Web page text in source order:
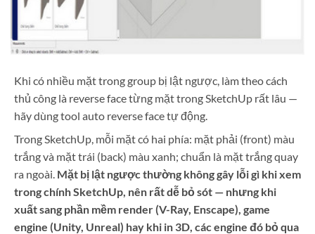
Khi có nhiều mặt trong group bị lật ngược, làm theo cách
thủ công là reverse face từng mặt trong SketchUp rất lâu —
hãy dùng tool auto reverse face tự động.
Trong SketchUp, mỗi mặt có hai phía: mặt phải (front) màu
trắng và mặt trái (back) màu xanh; chuẩn là mặt trắng quay
ra ngoài. Mặt bị lật ngược thường không gây lỗi gì khi xem
trong chính SketchUp, nên rất dễ bỏ sót — nhưng khi
xuất sang phần mềm render (V-Ray, Enscape), game
engine (Unity, Unreal) hay khi in 3D, các engine đó bỏ qua